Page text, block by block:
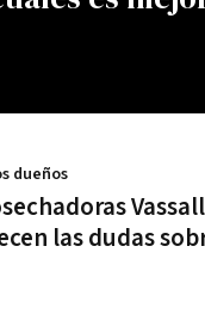
las dudas
dueños